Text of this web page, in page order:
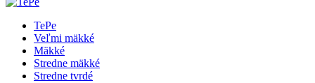
TePe
Veľmi mäkké
Mäkké
Stredne mäkké
Stredne tvrdé